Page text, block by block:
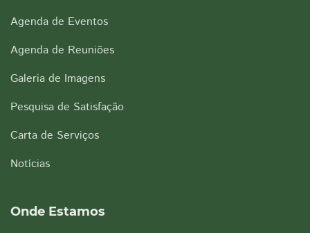
Agenda de Eventos
Agenda de Reuniões
Galeria de Imagens
Pesquisa de Satisfação
Carta de Serviços
Notícias
Onde Estamos